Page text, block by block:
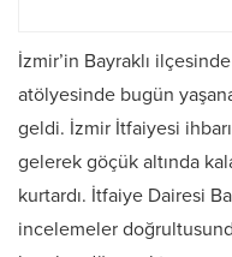
İzmir’in Bayraklı
atölyesinde bugün
geldi. İzmir İtfaiyesi
gelerek göçük altında
kurtardı. İtfaiye Dairesi
incelemeler